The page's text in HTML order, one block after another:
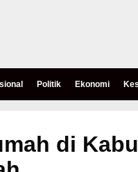
Politik Ekonomi
di